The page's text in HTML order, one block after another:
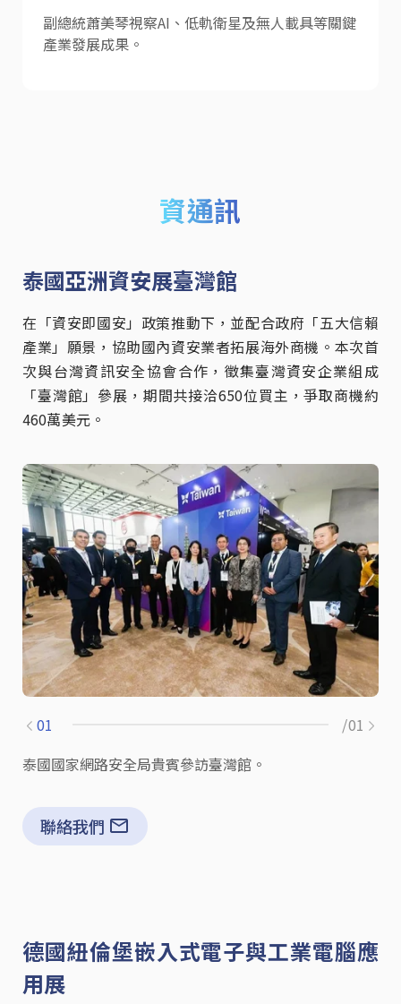
副總統蕭美琴視察AI、低軌衛星及無人載具等關鍵
產業發展成果。
資通訊
泰國亞洲資安展臺灣館
在「資安即國安」政策推動下，並配合政府「五大信賴
產業」願景，協助國內資安業者拓展海外商機。本次首
次與台灣資訊安全協會合作，徵集臺灣資安企業組成
「臺灣館」參展，期間共接洽650位買主，爭取商機約
460萬美元。
01
/01
泰國國家網路安全局貴賓參訪臺灣館。
聯絡我們
德國紐倫堡嵌入式電子與工業電腦應
用展